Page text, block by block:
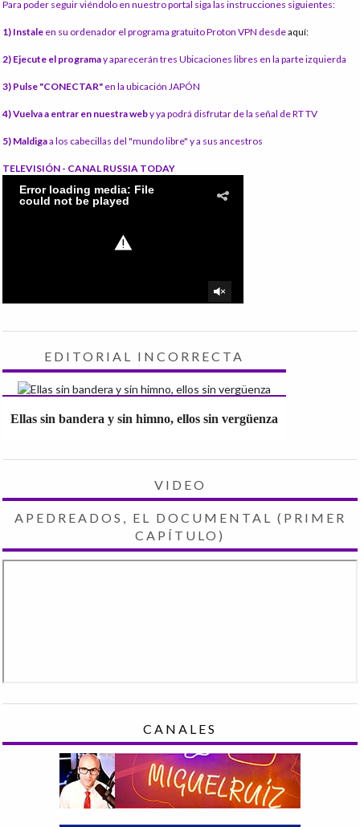
Para poder seguir viéndolo en nuestro portal siga las instrucciones siguientes:
1) Instale en su ordenador el programa gratuito Proton VPN desdeaquí:
2) Ejecute el programay aparecerán tres Ubicaciones libres en la parte izquierda
3) Pulse "CONECTAR" en la ubicación JAPÓN
4) Vuelva a entrar en nuestra weby ya podrá disfrutar de la señal de RT TV
5) Maldigaa los cabecillas del "mundo libre" y a sus ancestros
TELEVISIÓN - CANAL RUSSIA TODAY
EDITORIAL INCORRECTA
Ellas sin bandera y sin himno, ellos sin vergüenza
VIDEO
APEDREADOS, EL DOCUMENTAL (PRIMER
CAPÍTULO)
CANALES